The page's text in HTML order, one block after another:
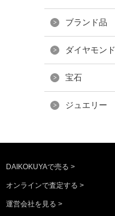
ブランド品
ダイヤモンド
宝石
ジュエリー
DAIKOKUYAで売る >
オンラインで査定する >
運営会社を見る >